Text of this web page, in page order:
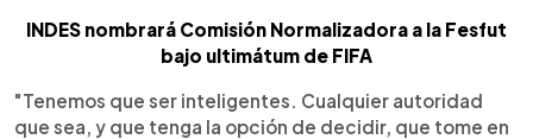
INDES nombrará Comisión Normalizadora a la Fesfut
bajo ultimátum de FIFA
"Tenemos que ser inteligentes. Cualquier autoridad
que sea, y que tenga la opción de decidir, que tome en